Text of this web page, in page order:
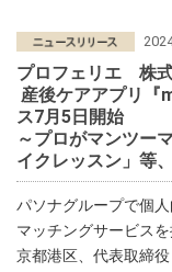
プロフェリエ 株
産後ケアアプリ『
ス7月5日開始
～プロがマンツー
イクレッスン」等
パソナグループで個
マッチングサービス
京都港区、代表取締